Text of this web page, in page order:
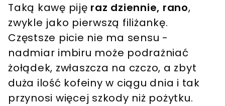
Taką kawę piję raz dziennie, rano,
zwykle jako pierwszą filiżankę.
Częstsze picie nie ma sensu -
nadmiar imbiru może podrażniać
żołądek, zwłaszcza na czczo, a zbyt
duża ilość kofeiny w ciągu dnia i tak
przynosi więcej szkody niż pożytku.